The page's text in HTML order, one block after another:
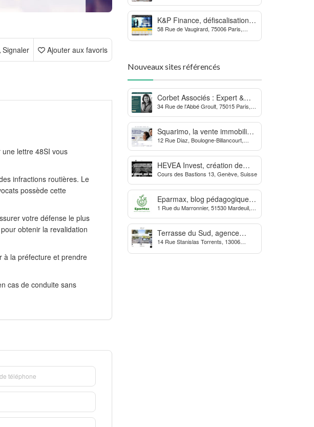
Ajouter aux favoris
Signaler
lettre 48SI vous
infractions routières. Le
possède cette
votre défense le plus
obtenir la revalidation
à la préfecture et prendre
cas de conduite sans
MDPH
K&P Finance, défiscalisation et
placements financiers
58 Rue de Vaugirard, 75006 Paris,
Nouveaux sites référencés
Corbet Associés : Expert &
Partenaire des Dirigeants
d’Entreprise
34 Rue de l'Abbé Groult, 75015 Paris,
Squarimo, la vente immobilière
interactive qui dynamise les
transactions
12 Rue Diaz, Boulogne-Billancourt,
HEVEA Invest, création de
société et domiciliation en
Suisse
Cours des Bastions 13, Genève, Suisse
Eparmax, blog pédagogique
sur les finances personnelles
1 Rue du Marronnier, 51530 Mardeuil,
Terrasse du Sud, agence
Immobilière à Marseille
14 Rue Stanislas Torrents, 13006